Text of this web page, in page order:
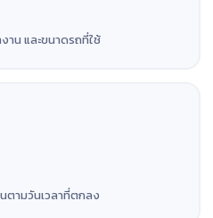
งาน และขนาดรถที่ใช้
ตามวันเวลาที่ตกลง